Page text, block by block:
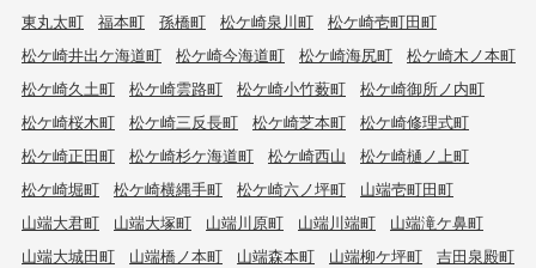
東丸太町
福本町 孫橋町 松ケ崎泉川町
松ケ崎壱町田町
松ケ崎井出ケ海道町
松ケ崎今海道町 松ケ崎海尻町
松ケ崎木ノ本町
松ケ崎久土町
松ケ崎雲路町 松ケ崎小竹薮町
松ケ崎御所ノ内町
松ケ崎桜木町
松ケ崎三反長町 松ケ崎芝本町
松ケ崎修理式町
松ケ崎正田町
松ケ崎杉ケ海道町 松ケ崎西山
松ケ崎樋ノ上町
松ケ崎堀町
松ケ崎横縄手町 松ケ崎六ノ坪町
山端壱町田町
山端大君町
山端大塚町 山端川原町 山端川端町
山端滝ケ鼻町
山端大城田町
山端橋ノ本町 山端森本町 山端柳ケ坪町
吉田泉殿町